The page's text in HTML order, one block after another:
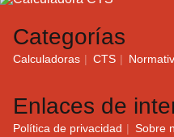
Categorías
Calculadoras CTS
Enlaces de
Política de privacidad Sobre